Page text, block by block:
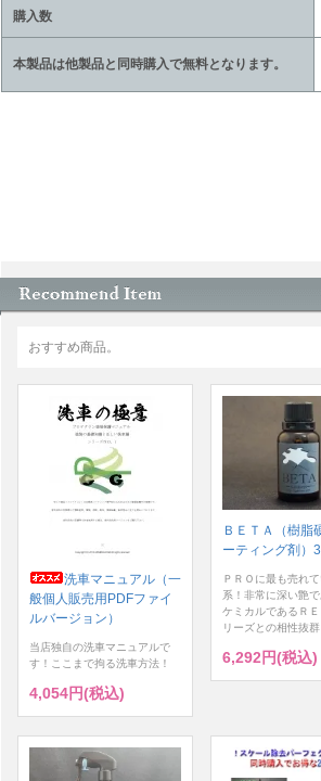
購入数
本製品は他製品と同時購入で無料となります。
おすすめ商品。
洗車マニュアル（一
般個人販売用PDFファイ
ルバージョン）
当店独自の洗車マニュアルで
す！ここまで拘る洗車方法！
4,054円(税込)
ＢＥＴＡ（樹脂
ーティング剤）
ＰＲＯに最も売れ
系！非常に深い艶
ケミカルであるＲ
リーズとの相性抜群
6,292円(税込)